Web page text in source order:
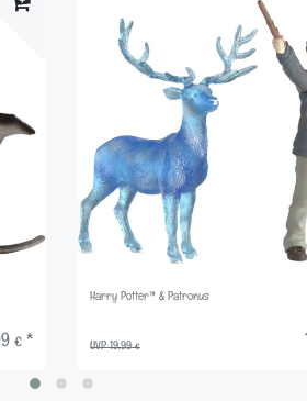
€ *
Harry Potter™ & Patronus
UVP 19,99 €